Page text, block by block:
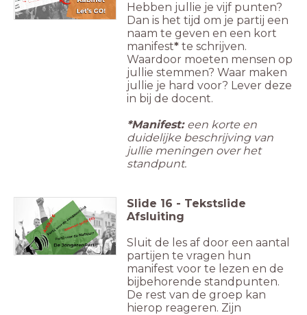
Hebben jullie je vijf punten?
Dan is het tijd om je partij een
naam te geven en een kort
manifest* te schrijven.
Waardoor moeten mensen op
jullie stemmen? Waar maken
jullie je hard voor? Lever deze
in bij de docent.
*Manifest: een korte en
duidelijke beschrijving van
jullie meningen over het
standpunt.
Slide 16 - Tekstslide
Afsluiting
Sluit de les af door een aantal
partijen te vragen hun
manifest voor te lezen en de
bijbehorende standpunten.
De rest van de groep kan
hierop reageren. Zijn